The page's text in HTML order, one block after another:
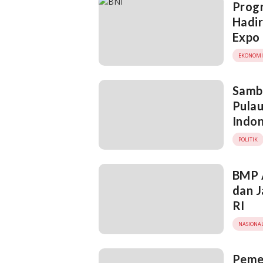
EKONOMI
POLITIK
dan
RI